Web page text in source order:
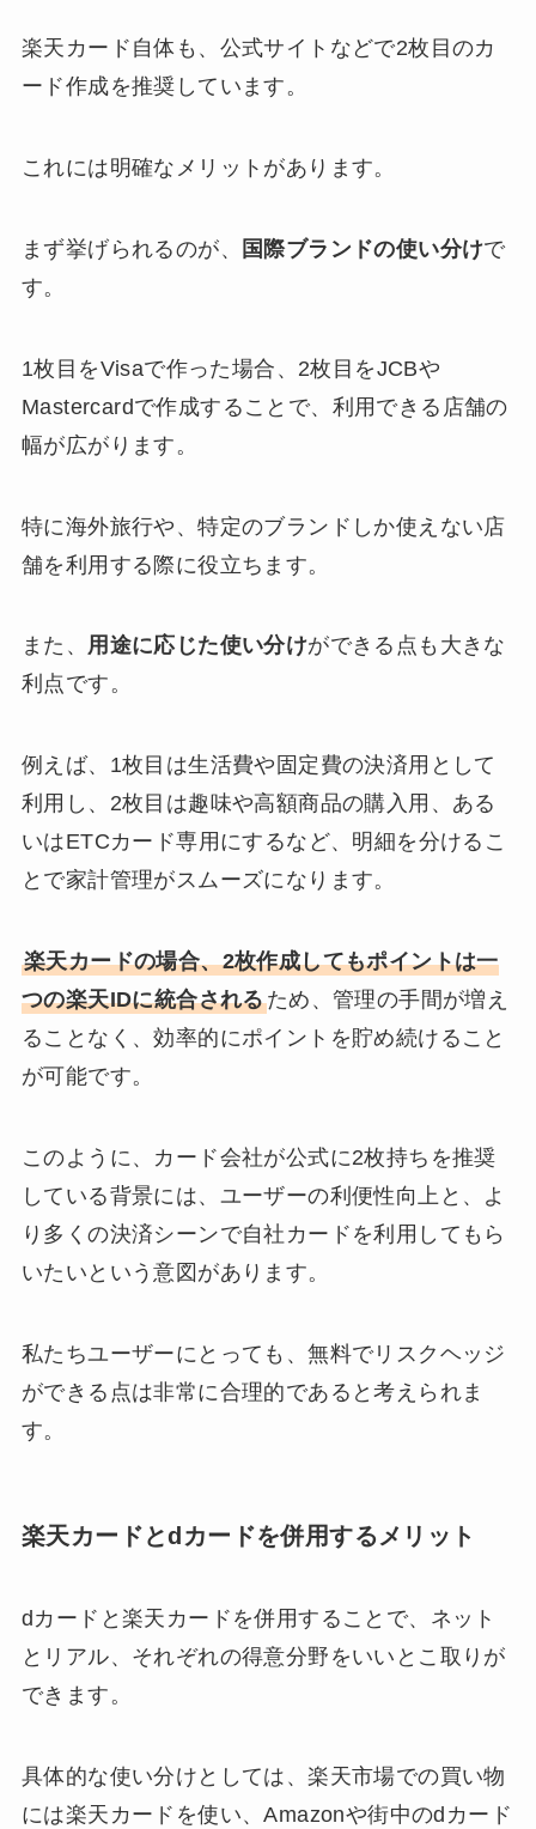
楽天カード自体も、公式サイトなどで2枚目のカ
ード作成を推奨しています。
これには明確なメリットがあります。
まず挙げられるのが、 国際ブランドの使い分けで
す。
1枚目をVisaで作った場合、2枚目をJCBや
Mastercardで作成することで、利用できる店舗の
幅が広がります。
特に海外旅行や、特定のブランドしか使えない店
舗を利用する際に役立ちます。
また、 用途に応じた使い分けができる点も大きな
利点です。
例えば、1枚目は生活費や固定費の決済用として
利用し、2枚目は趣味や高額商品の購入用、ある
いはETCカード専用にするなど、明細を分けるこ
とで家計管理がスムーズになります。
楽天カードの場合、2枚作成してもポイントは一
つの楽天IDに統合されるため、管理の手間が増え
ることなく、効率的にポイントを貯め続けること
が可能です。
このように、カード会社が公式に2枚持ちを推奨
している背景には、ユーザーの利便性向上と、よ
り多くの決済シーンで自社カードを利用してもら
いたいという意図があります。
私たちユーザーにとっても、無料でリスクヘッジ
ができる点は非常に合理的であると考えられま
す。
楽天カードとdカードを併用するメリット
dカードと楽天カードを併用することで、ネット
とリアル、それぞれの得意分野をいいとこ取りが
できます。
具体的な使い分けとしては、楽天市場での買い物
には楽天カードを使い、Amazonや街中のdカード